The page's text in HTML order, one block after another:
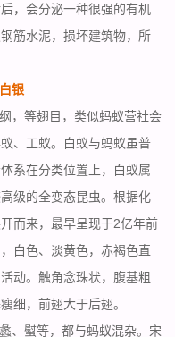
，会分泌一种很强的有机
筋水泥，损坏建筑物，所
银
，等翅目，类似蚂蚁营社会
、工蚁。白蚁与蚂蚁虽普
系在分类位置上，白蚁属
级的全变态昆虫。根据化
而来，最早呈现于2亿年前
白色、淡黄色，赤褐色直
动。触角念珠状，腹基粗
细，前翅大于后翅。
、螱等，都与蚂蚁混杂。宋